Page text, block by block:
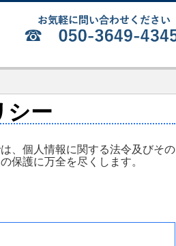
シー
、個人情報に関する法令及びその
保護に万全を尽くします。